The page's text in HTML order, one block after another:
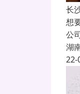
长
想
公
湖
22-